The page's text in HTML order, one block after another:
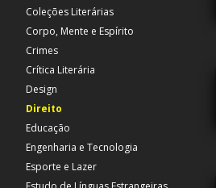
Coleções Literárias
Corpo, Mente e Espírito
Crimes
Crítica Literária
Design
Direito
Educação
Engenharia e Tecnologia
Esporte e Lazer